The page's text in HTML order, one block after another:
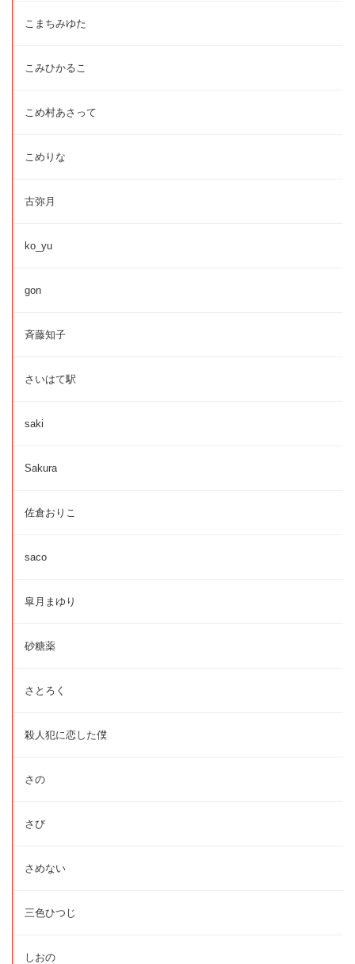
こまちみゆた
こみひかるこ
こめ村あさって
こめりな
古弥月
ko_yu
gon
斉藤知子
さいはて駅
saki
Sakura
佐倉おりこ
saco
皐月まゆり
砂糖薬
さとろく
殺人犯に恋した僕
さの
さび
さめない
三色ひつじ
しおの